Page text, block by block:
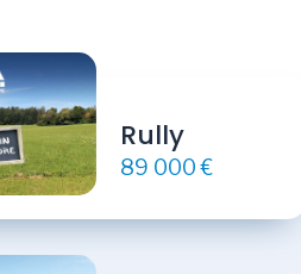
Rully
89 000 €